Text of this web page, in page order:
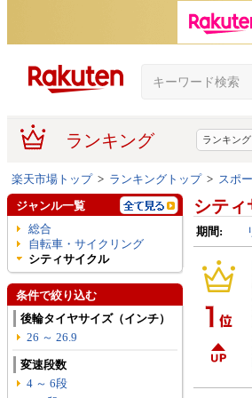
ランキング ランキン
楽天市場トップ> ランキングトップ> スポ
シテ
期間:
ジャンル一覧
総合
自転車・サイクリング
シティサイクル
条件で絞り込む
後輪タイヤサイズ（インチ）
26 ～ 26.9
変速段数
4 ～ 6段